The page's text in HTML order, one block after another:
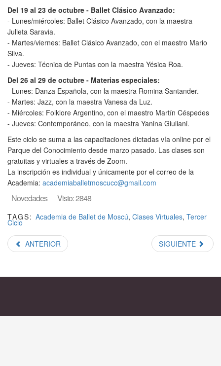
Del 19 al 23 de octubre - Ballet Clásico Avanzado:
- Lunes/miércoles: Ballet Clásico Avanzado, con la maestra
Julieta Saravia.
- Martes/viernes: Ballet Clásico Avanzado, con el maestro Mario
Silva.
- Jueves: Técnica de Puntas con la maestra Yésica Roa.
Del 26 al 29 de octubre - Materias especiales:
- Lunes: Danza Española, con la maestra Romina Santander.
- Martes: Jazz, con la maestra Vanesa da Luz.
- Miércoles: Folklore Argentino, con el maestro Martín Céspedes
- Jueves: Contemporáneo, con la maestra Yanina Giuliani.
Este ciclo se suma a las capacitaciones dictadas vía online por el
Parque del Conocimiento desde marzo pasado. Las clases son
gratuitas y virtuales a través de Zoom.
La inscripción es individual y únicamente por el correo de la
Academia: academiaballetmoscucc@gmail.com
Novedades Visto: 2848
TAGS: Academia de Ballet de Moscú, Clases Virtuales, Tercer
Ciclo
ANTERIOR SIGUIENTE